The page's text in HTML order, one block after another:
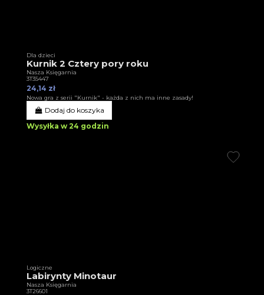
Dla dzieci
Kurnik 2 Cztery pory roku
Nasza Księgarnia
3T35447
24,14 zł
Nowa gra z serii "Kurnik" - każda z nich ma inne zasady!
Dodaj do koszyka
Wysyłka w 24 godzin
Logiczne
Labirynty Minotaur
Nasza Księgarnia
3T26601